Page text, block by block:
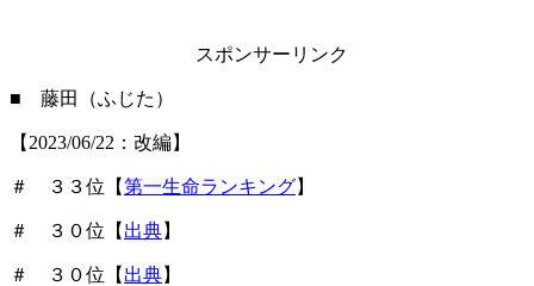
スポンサーリンク
■ 藤田（ふじた）
【2023/06/22：改編】
＃ ３３位【第一生命ランキング】
＃ ３０位【 出典】
＃ ３０位【 出典】